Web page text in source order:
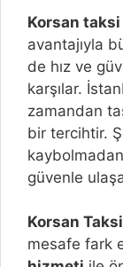
Korsan
avantajıyla
de hız ve
karşılar.
zamandan
bir tercihtir.
güvenle
Korsan
mesafe fark